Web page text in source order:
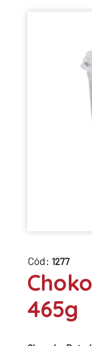
Cód: 1277
465g